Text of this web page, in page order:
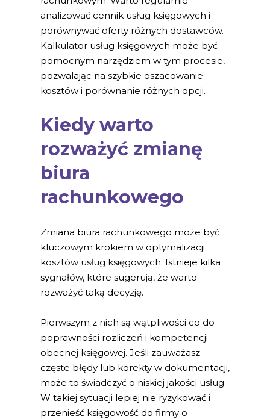
analizować cennik usług księgowych i
porównywać oferty różnych dostawców.
Kalkulator usług księgowych może być
pomocnym narzędziem w tym procesie,
pozwalając na szybkie oszacowanie
kosztów i porównanie różnych opcji.
Kiedy warto
rozważyć zmianę
biura
rachunkowego
Zmiana biura rachunkowego może być
kluczowym krokiem w optymalizacji
kosztów usług księgowych. Istnieje kilka
sygnałów, które sugerują, że warto
rozważyć taką decyzję.
Pierwszym z nich są wątpliwości co do
poprawności rozliczeń i kompetencji
obecnej księgowej. Jeśli zauważasz
częste błędy lub korekty w dokumentacji,
może to świadczyć o niskiej jakości usług.
W takiej sytuacji lepiej nie ryzykować i
przenieść księgowość do firmy o